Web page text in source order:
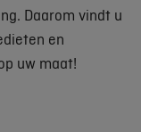
Daarom vindt u
en
uw maat!